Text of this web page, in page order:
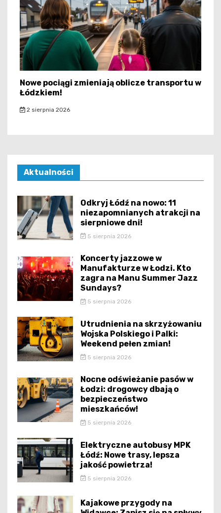
Nowe pociągi zmieniają oblicze transportu w
Łódzkiem!
2 sierpnia 2026
Aktualności
Odkryj Łódź na nowo: 11
niezapomnianych atrakcji na
sierpniowe dni!
5 sierpnia 2026
Koncerty jazzowe w
Manufakturze w Łodzi. Kto
zagra na Manu Summer Jazz
Sundays?
5 sierpnia 2026
Utrudnienia na skrzyżowaniu
Wojska Polskiego i Palki:
Weekend pełen zmian!
5 sierpnia 2026
Nocne odświeżanie pasów w
Łodzi: drogowcy dbają o
bezpieczeństwo
mieszkańców!
5 sierpnia 2026
Elektryczne autobusy MPK
Łódź: Nowe trasy, lepsza
jakość powietrza!
5 sierpnia 2026
Kajakowe przygody na